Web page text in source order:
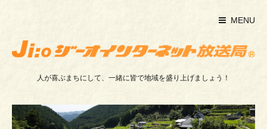
MENU
人が喜ぶまちにして、一緒に皆で地域を盛り上げましょう！